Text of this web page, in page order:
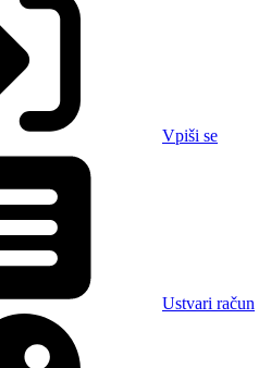
Vpiši se
Ustvari račun